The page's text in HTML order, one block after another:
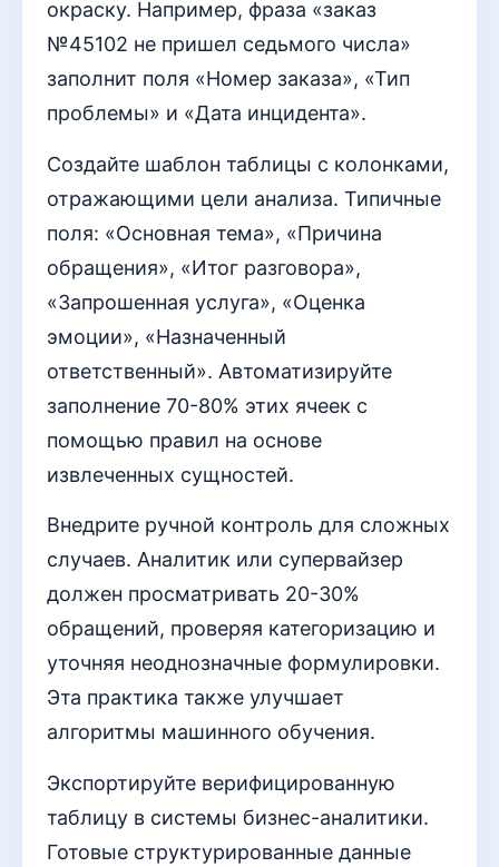
окраску. Например, фраза «заказ
№45102 не пришел седьмого числа»
заполнит поля «Номер заказа», «Тип
проблемы» и «Дата инцидента».
Создайте шаблон таблицы с колонками,
отражающими цели анализа. Типичные
поля: «Основная тема», «Причина
обращения», «Итог разговора»,
«Запрошенная услуга», «Оценка
эмоции», «Назначенный
ответственный». Автоматизируйте
заполнение 70-80% этих ячеек с
помощью правил на основе
извлеченных сущностей.
Внедрите ручной контроль для сложных
случаев. Аналитик или супервайзер
должен просматривать 20-30%
обращений, проверяя категоризацию и
уточняя неоднозначные формулировки.
Эта практика также улучшает
алгоритмы машинного обучения.
Экспортируйте верифицированную
таблицу в системы бизнес-аналитики.
Готовые структурированные данные